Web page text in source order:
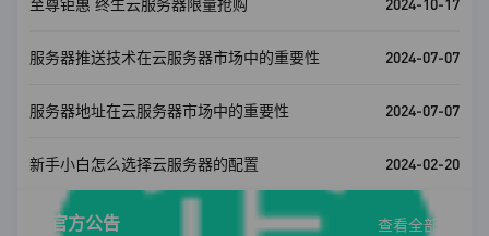
至尊钜惠 终生云服务器限量抢购
服务器推送技术在云服务器市场中的重要性 2024-07-07
服务器地址在云服务器市场中的重要性 2024-07-07
新手小白怎么选择云服务器的配置 2024-02-20
官方公告 查看全部